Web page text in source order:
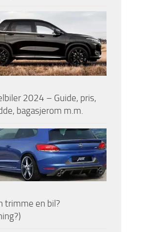
2024 – Guide, pris,
bagasjerom m.m.
trimme en bil?